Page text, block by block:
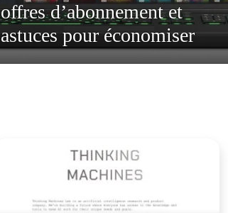
publicitaire : ce qui change
à partir de décembre